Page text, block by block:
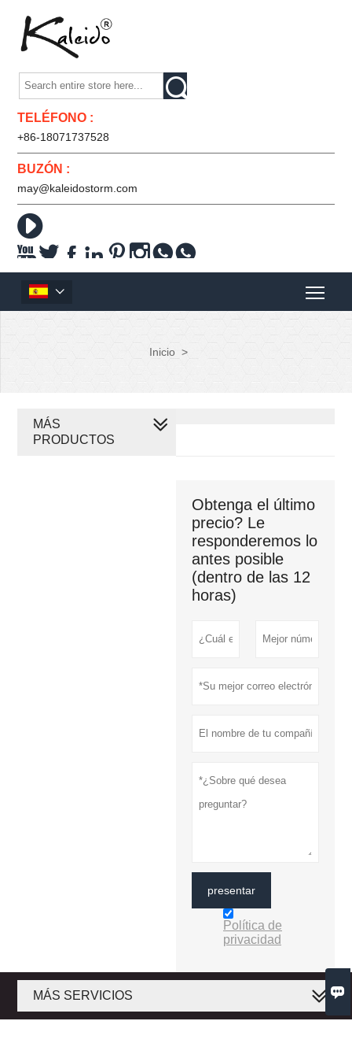


TELÉFONO :
+86-18071737528
BUZÓN :
may@kaleidostorm.com

     

Inicio >
Obtenga el último
precio? Le
responderemos lo
antes posible
(dentro de las 12
horas)
presentar
Política de
privacidad
MÁS
PRODUCTOS
MÁS SERVICIOS